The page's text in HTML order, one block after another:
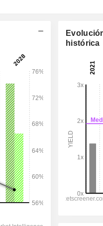
histórica